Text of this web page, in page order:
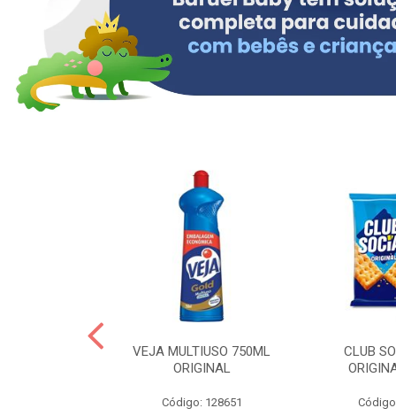
VEJA MULTIUSO 750ML
ORIGINAL
Código: 128651
CLUB